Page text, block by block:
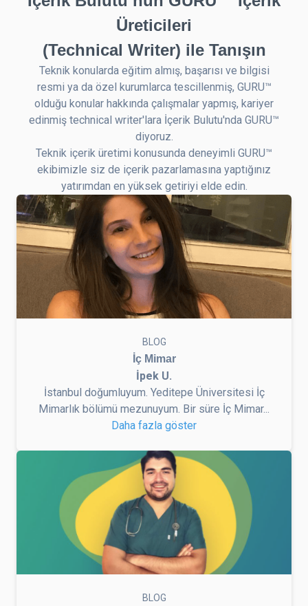
Üreticileri
(Technical Writer) ile Tanışın
Teknik konularda eğitim almış, başarısı ve bilgisi
resmi ya da özel kurumlarca tescillenmiş, GURU™
olduğu konular hakkında çalışmalar yapmış, kariyer
edinmiş technical writer'lara İçerik Bulutu'nda GURU™
diyoruz.
Teknik içerik üretimi konusunda deneyimli GURU™
ekibimizle siz de içerik pazarlamasına yaptığınız
yatırımdan en yüksek getiriyi elde edin.
BLOG
İç Mimar
İpek U.
İstanbul doğumluyum. Yeditepe Üniversitesi İç
Mimarlık bölümü mezunuyum. Bir süre İç Mimar...
Daha fazla göster
BLOG